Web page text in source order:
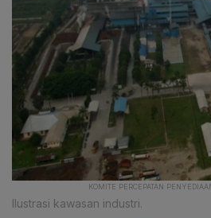
KOMITE PERCEPATAN
Ilustrasi kawasan industri.